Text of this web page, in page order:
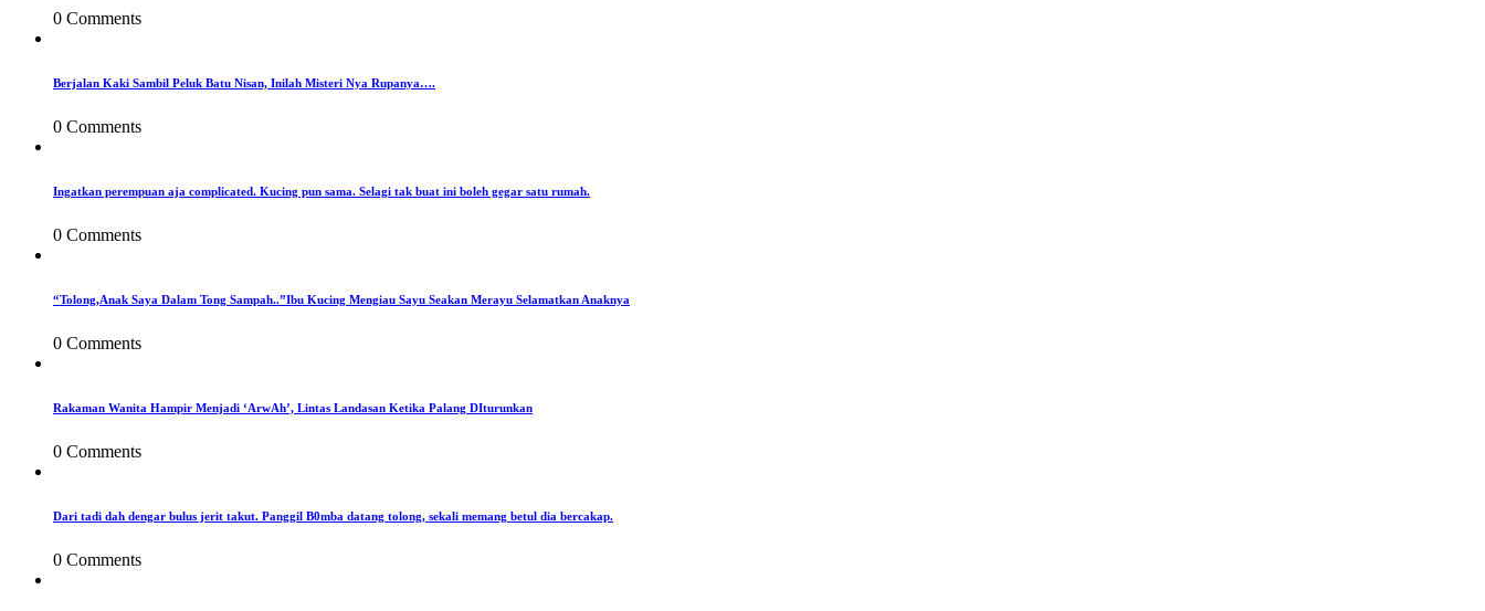
0 Comments
Berjalan Kaki Sambil Peluk Batu Nisan, Inilah Misteri Nya Rupanya….
0 Comments
Ingatkan perempuan aja complicated. Kucing pun sama. Selagi tak buat ini boleh gegar satu rumah.
0 Comments
“Tolong,Anak Saya Dalam Tong Sampah..”Ibu Kucing Mengiau Sayu Seakan Merayu Selamatkan Anaknya
0 Comments
Rakaman Wanita Hampir Menjadi ‘ArwAh’, Lintas Landasan Ketika Palang DIturunkan
0 Comments
Dari tadi dah dengar bulus jerit takut. Panggil B0mba datang tolong, sekali memang betul dia bercakap.
0 Comments